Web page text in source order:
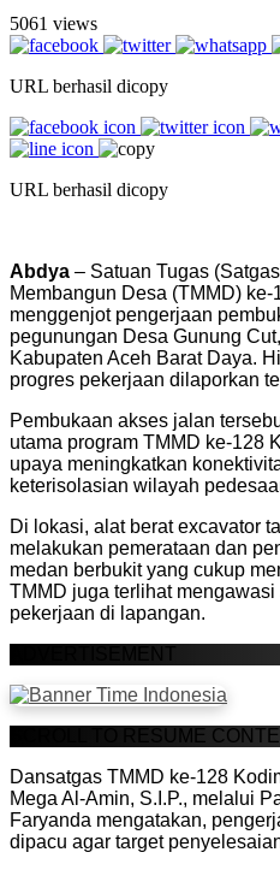
5061 views
URL berhasil dicopy
URL berhasil dicopy
Abdya – Satuan Tugas
Membangun Desa (TMMD)
menggenjot pengerjaan
pegunungan Desa Gunung
Kabupaten Aceh Barat Daya.
progres pekerjaan dilaporkan
Pembukaan akses jalan
utama program TMMD ke-128
upaya meningkatkan
keterisolasian wilayah
Di lokasi, alat berat excavator
melakukan pemerataan dan
medan berbukit yang cukup
TMMD juga terlihat
pekerjaan di lapangan.
ADVERTISEMENT
SCROLL TO RESUME
Dansatgas TMMD ke-128
Mega Al-Amin, S.I.P., melalui
Faryanda mengatakan,
dipacu agar target